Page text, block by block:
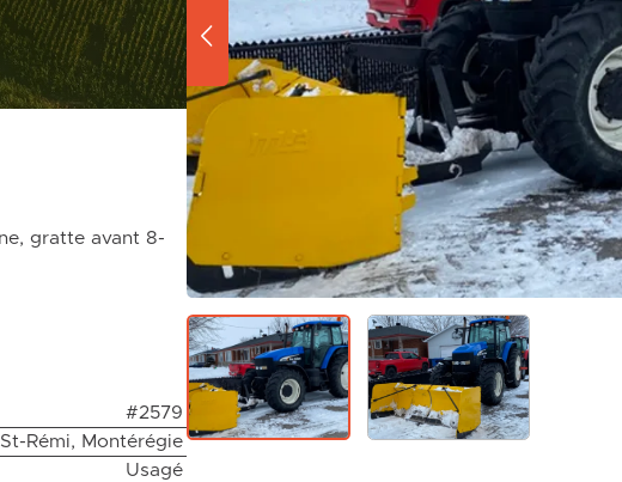
gratte avant 8-
#2579
St-Rémi, Montérégie
Usagé